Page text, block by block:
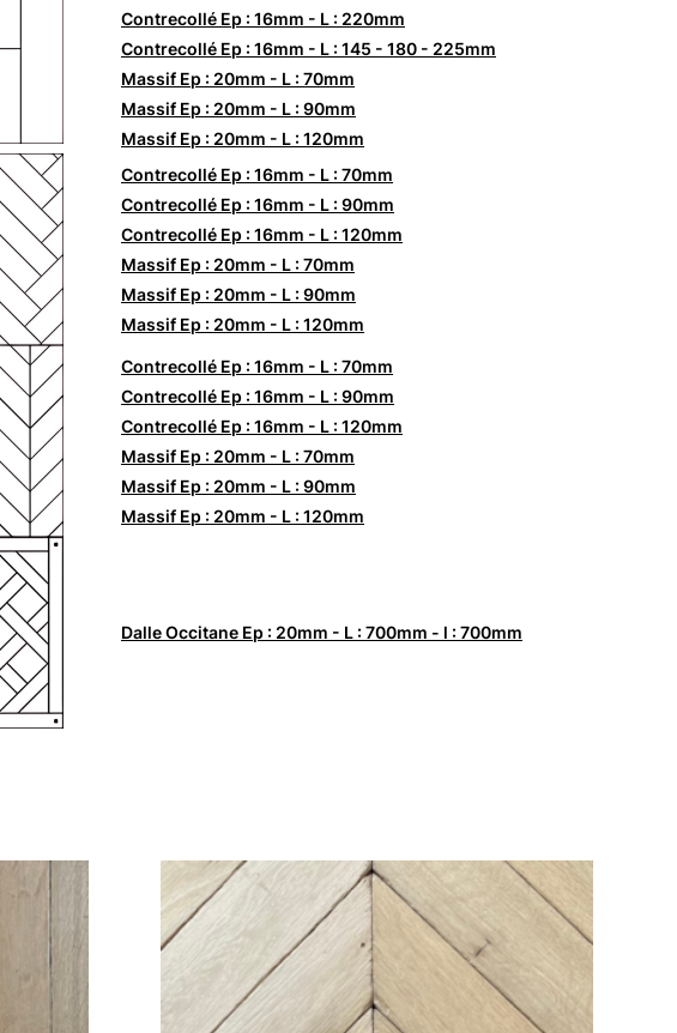
Contrecollé Ep : 16mm - L : 220mm
Contrecollé Ep : 16mm - L : 145 - 180 - 225mm
Massif Ep : 20mm - L : 70mm
Massif Ep : 20mm - L : 90mm
Massif Ep : 20mm - L : 120mm
Contrecollé Ep : 16mm - L : 70mm
Contrecollé Ep : 16mm - L : 90mm
Contrecollé Ep : 16mm - L : 120mm
Massif Ep : 20mm - L : 70mm
Massif Ep : 20mm - L : 90mm
Massif Ep : 20mm - L : 120mm
Contrecollé Ep : 16mm - L : 70mm
Contrecollé Ep : 16mm - L : 90mm
Contrecollé Ep : 16mm - L : 120mm
Massif Ep : 20mm - L : 70mm
Massif Ep : 20mm - L : 90mm
Massif Ep : 20mm - L : 120mm
Dalle Occitane Ep : 20mm - L : 700mm - l : 700mm